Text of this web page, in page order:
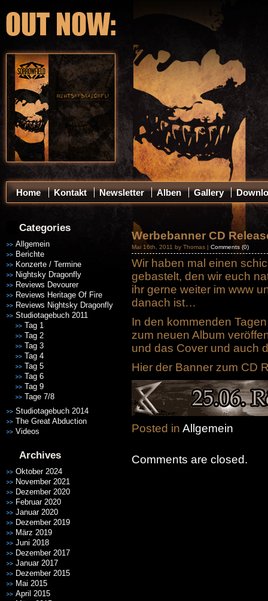
Home Kontakt Newsletter Alben Gallery
Werbebanner CD
Mai 16th, 2011 by Thomas | Comments (0)
Wir haben mal einen
gebastelt, den wir euch
ihr gerne weiter im www
danach ist…
In den kommenden
zum neuen Album
und das Cover und auch
Hier der Banner zum CD
Posted in Allgemein
Comments are closed.
Categories
Allgemein
Berichte
Konzerte / Termine
Nightsky Dragonfly
Reviews Devourer
Reviews Heritage Of Fire
Reviews Nightsky Dragonfly
Studiotagebuch 2011
Tag 1
Tag 2
Tag 3
Tag 4
Tag 5
Tag 6
Tag 9
Tage 7/8
Studiotagebuch 2014
The Great Abduction
Videos
Archives
Oktober 2024
November 2021
Dezember 2020
Februar 2020
Januar 2020
Dezember 2019
März 2019
Juni 2018
Dezember 2017
Januar 2017
Dezember 2015
Mai 2015
April 2015